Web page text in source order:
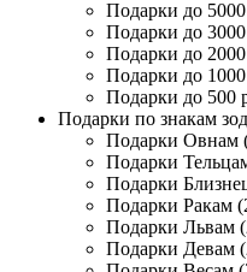
Подарки до
Подарки до
Подарки до
Подарки до
Подарки до 500
Подарки по знакам
Подарки Овнам
Подарки
Подарки
Подарки Ракам
Подарки Львам
Подарки Девам